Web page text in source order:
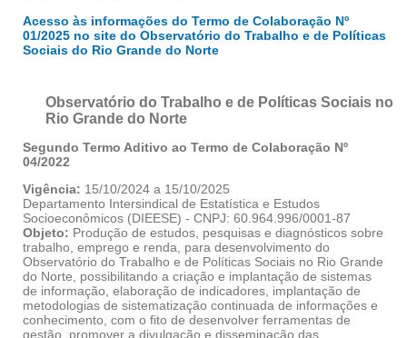
Acesso às informações do Termo de Colaboração Nº
01/2025 no site do Observatório do Trabalho e de Políticas
Sociais do Rio Grande do Norte
Observatório do Trabalho e de Políticas Sociais no
Rio Grande do Norte
Segundo Termo Aditivo ao Termo de Colaboração Nº
04/2022
Vigência: 15/10/2024 a 15/10/2025
Departamento Intersindical de Estatística e Estudos
Socioeconômicos (DIEESE) - CNPJ: 60.964.996/0001-87
Objeto: Produção de estudos, pesquisas e diagnósticos sobre
trabalho, emprego e renda, para desenvolvimento do
Observatório do Trabalho e de Políticas Sociais no Rio Grande
do Norte, possibilitando a criação e implantação de sistemas
de informação, elaboração de indicadores, implantação de
metodologias de sistematização continuada de informações e
conhecimento, com o fito de desenvolver ferramentas de
gestão, promover a divulgação e disseminação das